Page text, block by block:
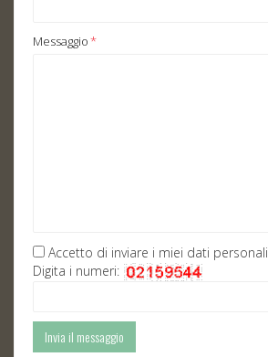
Messaggio*
Accetto di inviare i miei dati personali.
Digita i numeri: